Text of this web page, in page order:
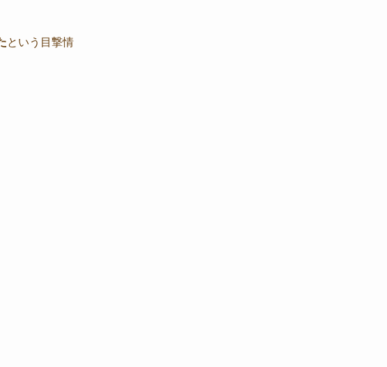
という目撃情